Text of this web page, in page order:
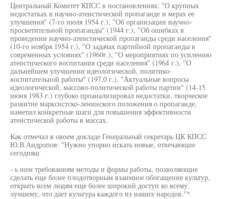
Центральный Комитет КПСС в постановлениях: "О крупных
недостатках в научно-атеистической пропаганде и мерах ее
улучшения" (7-го июля 1954 г.), "Об организации научно-
просветительной пропаганды" (1944 г.), "Об ошибках в
проведении научно-атеистической пропаганды среди населения"
(10-го ноября 1954 г.), "О задачах партийной пропаганды в
современных условиях" (1960г.), "О мероприятиях по усилению
атеистического воспитания среди населения" (1964 г.), "О
дальнейшем улучшении идеологической, политико-
воспитательной работы" (197,0 г.), "Актуальные вопросы
идеологической, массово-политической работы партии" (14-15
июня 1983 г.) глубоко проанализировал недостатки, творческое
развитие марксистско-ленинского положения о пропаганде,
наметил конкретные шаги для повышения эффективности
атеистической работы в массах.
Как отмечал в овоем докладе Генеральный секретарь ЦК КПСС
Ю.В.Андропов: "Нужно упорно искать новые, отвечающие
сегодняш
- ь ним требованиям методы и формы работы, позволяющие
сделать еще более плодотворным взаимное обогащение культур,
открыть всем людям еще более широкий доступ ко всему
лучшему, что дает культура каждого из наших народов."*